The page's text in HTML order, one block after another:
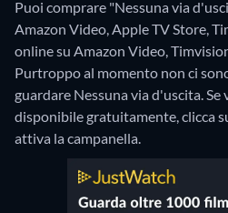
Puoi comprare "Nessuna via
Amazon Video, Apple TV Store,
online su Amazon Video,
Purtroppo al momento non ci
guardare Nessuna via d'uscita. Se
disponibile gratuitamente, clicca
attiva la campanella.